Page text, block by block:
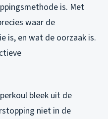
is. Met
waar de
is, en wat de oorzaak is.
bleek uit de
niet in de